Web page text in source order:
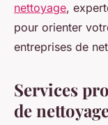
nettoyage,
pour orienter
entreprises de
Services
de